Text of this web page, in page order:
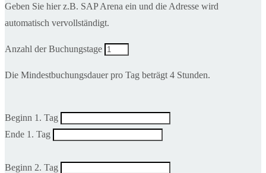
Geben Sie hier z.B. SAP Arena ein und die Adresse wird
automatisch vervollständigt.
Anzahl der Buchungstage
Die Mindestbuchungsdauer pro Tag beträgt 4 Stunden.
Beginn 1. Tag
Ende 1. Tag
Beginn 2. Tag